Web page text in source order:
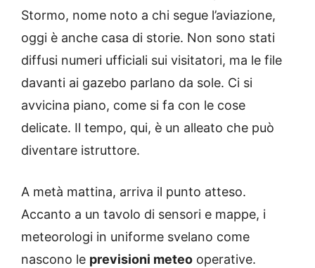
Stormo, nome noto a chi segue l’aviazione,
oggi è anche casa di storie. Non sono stati
diffusi numeri ufficiali sui visitatori, ma le file
davanti ai gazebo parlano da sole. Ci si
avvicina piano, come si fa con le cose
delicate. Il tempo, qui, è un alleato che può
diventare istruttore.
A metà mattina, arriva il punto atteso.
Accanto a un tavolo di sensori e mappe, i
meteorologi in uniforme svelano come
nascono le previsioni meteo operative.